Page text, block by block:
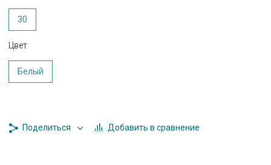
30
Цвет
Белый
Поделиться Добавить в сравнение